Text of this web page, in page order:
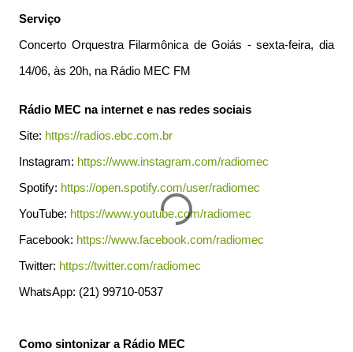
Serviço
Concerto Orquestra Filarmônica de Goiás - sexta-feira, dia
14/06, às 20h, na Rádio MEC FM
Rádio MEC na internet e nas redes sociais
Site: https://radios.ebc.com.br
Instagram: https://www.instagram.com/radiomec
Spotify: https://open.spotify.com/user/radiomec
YouTube: https://www.youtube.com/radiomec
Facebook: https://www.facebook.com/radiomec
Twitter: https://twitter.com/radiomec
WhatsApp: (21) 99710-0537
Como sintonizar a Rádio MEC